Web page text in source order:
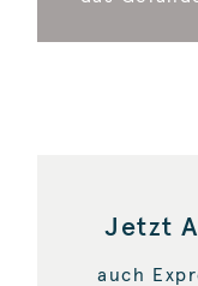
Jetzt
auch